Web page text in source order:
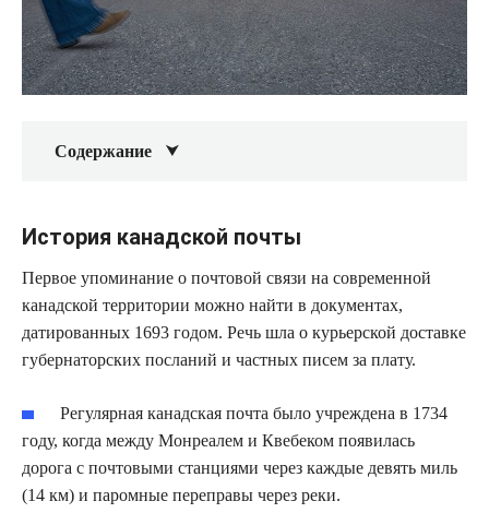
Содержание
История канадской почты
Первое упоминание о почтовой связи на современной
канадской территории можно найти в документах,
датированных 1693 годом. Речь шла о курьерской доставке
губернаторских посланий и частных писем за плату.
Регулярная канадская почта было учреждена в 1734
году, когда между Монреалем и Квебеком появилась
дорога с почтовыми станциями через каждые девять миль
(14 км) и паромные переправы через реки.